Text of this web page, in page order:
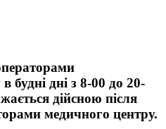
будні дні з 8-00 до 20-
дійсною після
медичного центру.